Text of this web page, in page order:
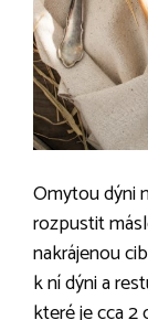
Omytou dýni
rozpustit
nakrájenou
k ní dýni a